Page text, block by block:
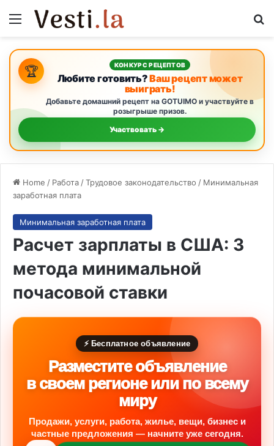
Menu
🏆 КОНКУРС РЕЦЕПТОВ
Любите готовить?Ваш рецепт может
выиграть!
Добавьте домашний рецепт на GOTUIMO и участвуйте в
розыгрыше призов.
Участвовать →
Home / Работа /Трудовое законодательство / Минимальная
заработная плата
Минимальная заработная плата
Расчет зарплаты в США: 3
метода минимальной
почасовой ставки
⚡ Бесплатное объявление
Разместите объявление
в своем регионе или по всему
миру
Продажи, услуги, работа, жилье, вещи, бизнес и
частные предложения — начните уже сегодня.